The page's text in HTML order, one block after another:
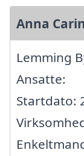
Anna
Lemming
Ansatte:
Startdato: